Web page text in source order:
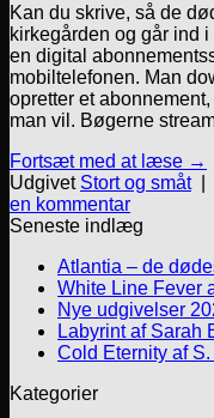
Kan du skrive, så de
kirkegården og går ind
en digital
mobiltelefonen. Man
opretter et
man vil. Bøgerne
Fortsæt med at læse →
Udgivet Stort og småt
en kommentar
Seneste indlæg
Atlantia – de
White Line Fever
Nye udgivelser
Labyrint af Sarah
Cold Eternity af
Kategorier